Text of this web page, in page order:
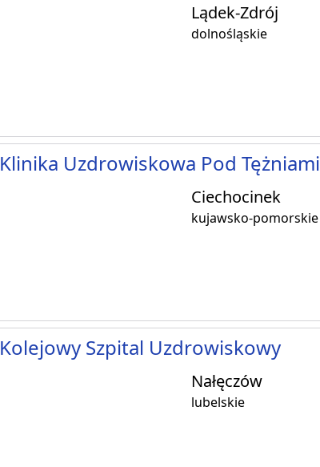
Lądek-Zdrój
dolnośląskie
Klinika Uzdrowiskowa Pod Tężniami
Ciechocinek
kujawsko-pomorskie
Kolejowy Szpital Uzdrowiskowy
Nałęczów
lubelskie